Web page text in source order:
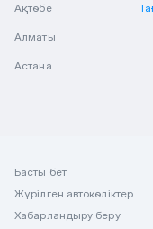
Ақтөбе
Алматы
Астана
Басты бет
Жүрілген автокөліктер
Хабарландыру беру